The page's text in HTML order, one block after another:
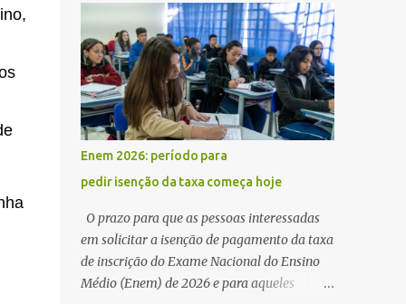
articulações e possíveis junções para manter
ou conquistar eleitorado. Confirmados até
agora como Pré candidatos Alex Monteiro,
Léo Bandeira Valcinete Araújo e Professor
Gerson Andrade há possibilidade de mais
nomes aparecer , ficaremos no aguardo para
trazer mais informações. A primeira
entrevista foi com o inimaginável Gerson
Andrade ,Professor da Rede Municipal
(efetivo), supervisor, Formado em Pedagogia
e Biomedicina pela UFPB. Leciona no Otto
Illi, Gilberto Inácio, Ellinora Dornellas
,Escola Américo Falcão. Gerson nos contou
Enem 2026: período para
pedir isenção da taxa começa hoje
O prazo para que as pessoas interessadas
em solicitar a isenção de pagamento da taxa
de inscrição do Exame Nacional do Ensino
Médio (Enem) de 2026 e para aqueles